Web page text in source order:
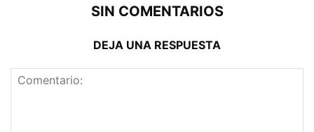
SIN COMENTARIOS
DEJA UNA RESPUESTA